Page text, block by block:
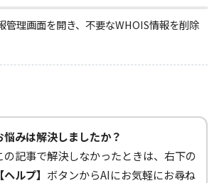
管理画面を開き、不要なWHOIS情報を削除
悩みは解決しましたか？
の記事で解決しなかったときは、右下の
【ヘルプ】 ボタンからAIにお気軽にお尋ね